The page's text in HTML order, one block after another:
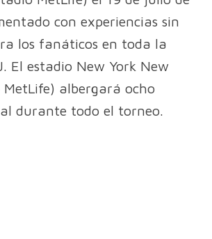
con experiencias sin
los fanáticos en toda la
El estadio New York New
MetLife) albergará ocho
durante todo el torneo.